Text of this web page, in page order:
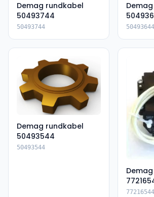
Demag rundkabel
50493744
50493744 50493644
Demag rundkabel
50493544
50493544
DSK)
77216544